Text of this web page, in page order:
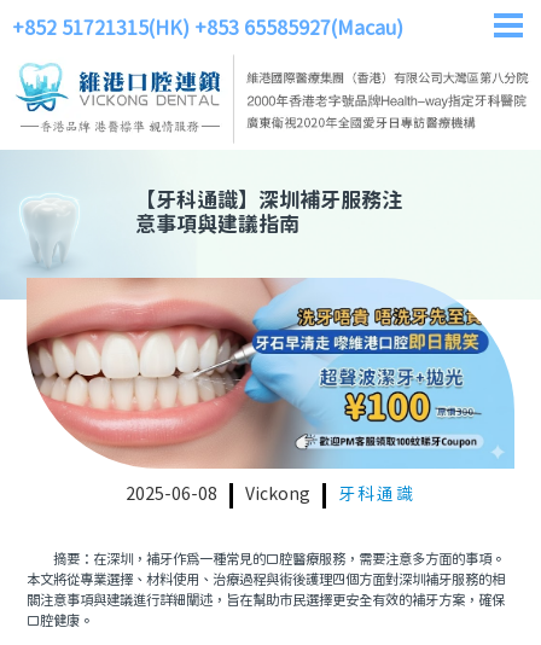
+852 51721315(HK) +853 65585927(Macau)
【牙科通識】 深圳補牙服務注
意事項與建議指南
2025-06-08 Vickong 牙科通識
摘要：在深圳，補牙作爲一種常見的口腔醫療服務，需要注意多方面的事項。
本文將從專業選擇、材料使用、治療過程與術後護理四個方面對深圳補牙服務的相
關注意事項與建議進行詳細闡述，旨在幫助市民選擇更安全有效的補牙方案，確保
口腔健康。